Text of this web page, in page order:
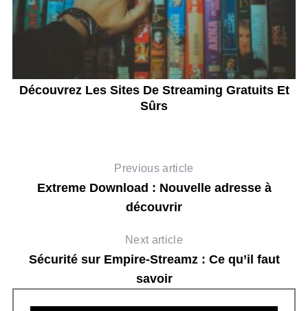
Découvrez Les Sites De Streaming Gratuits Et
Sûrs
Previous article
Extreme Download : Nouvelle adresse à
découvrir
Next article
Sécurité sur Empire-Streamz : Ce qu’il faut
savoir